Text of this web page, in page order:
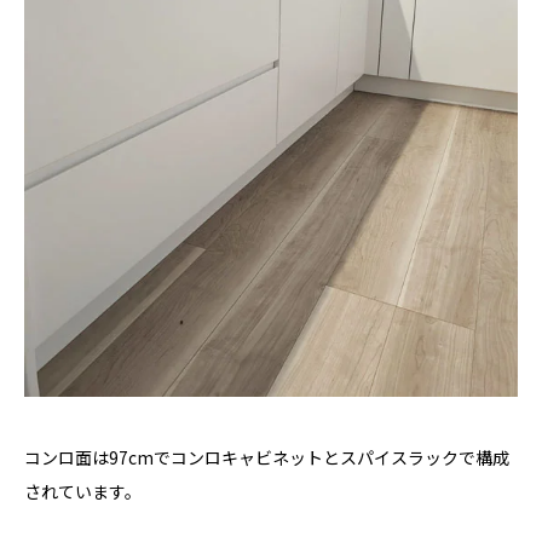
コンロ面は97cmでコンロキャビネットとスパイスラックで構成
されています。